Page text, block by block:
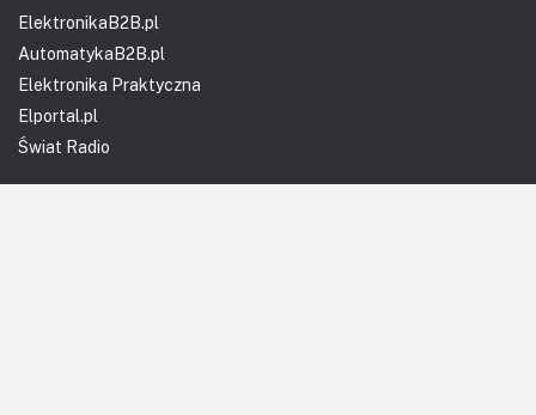
ElektronikaB2B.pl
AutomatykaB2B.pl
Elektronika Praktyczna
Elportal.pl
Świat Radio
FOTOGRAFIA, EDUKACJA I HI-TECH